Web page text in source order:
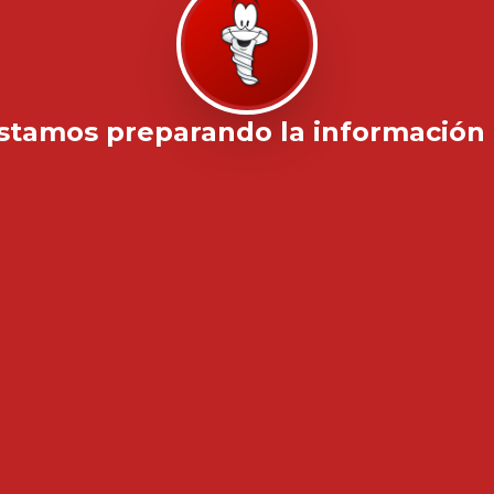
preparando la información